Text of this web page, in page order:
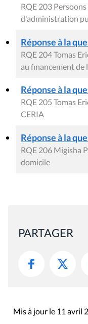
RQE 203
d'administration
Réponse à la
RQE 204 Tomas
au financement de
Réponse à la
RQE 205 Tomas
CERIA
Réponse à la
RQE 206 Migisha
domicile
PARTAGER
Mis à jour le 11 avril